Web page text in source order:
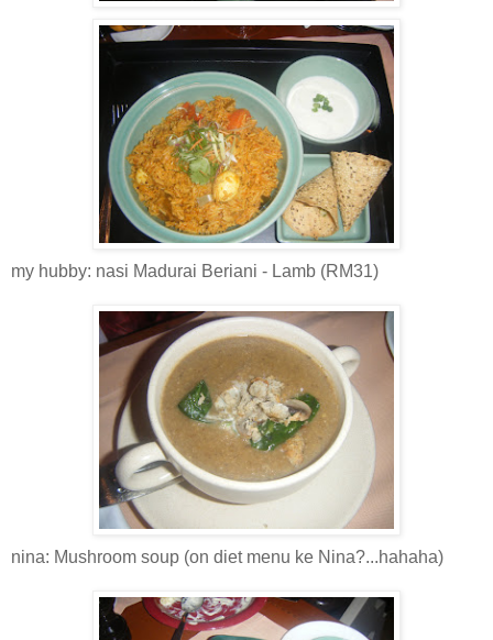
my hubby: nasi Madurai Beriani - Lamb (RM31)
nina: Mushroom soup (on diet menu ke Nina?...hahaha)